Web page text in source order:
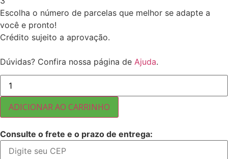
Escolha o número de parcelas que melhor se adapte a
você e pronto!
Crédito sujeito a aprovação.
Dúvidas? Confira nossa página de Ajuda.
AMENDOIM
HPS
VERMELHO
KG
quantidade
ADICIONAR AO CARRINHO
Consulte o frete e o prazo de entrega: